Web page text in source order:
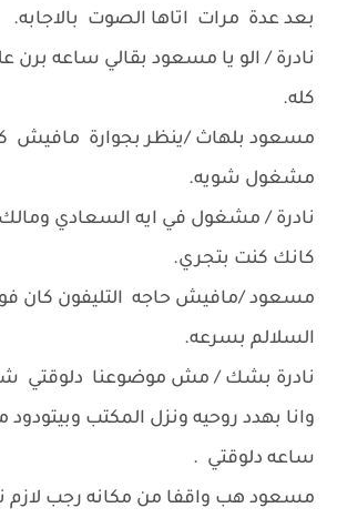
بعد عدة مرات اتاها الصوت بالاجابه.
نادرة / الو يا مسعود بقالي ساعه برن
كله.
مسعود بلهاث /ينظر بجوارة
مشغول شويه.
نادرة / مشغول في ايه السعادي
كانك كنت بتجري.
مسعود /مافيش حاجه التليفون كان
السلالم بسرعه.
نادرة بشك / مش موضوعنا دلوقتي
وانا بهدد روحيه ونزل المكتب
ساعه دلوقتي .
مسعود هب واقفا من مكانه رجب